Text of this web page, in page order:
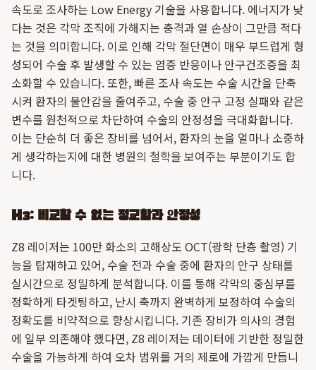
속도로 조사하는 Low Energy 기술을 사용합니다. 에너지가 낮
다는 것은 각막 조직에 가해지는 충격과 열 손상이 그만큼 적다
는 것을 의미합니다. 이로 인해 각막 절단면이 매우 부드럽게 형
성되어 수술 후 발생할 수 있는 염증 반응이나 안구건조증을 최
소화할 수 있습니다. 또한, 빠른 조사 속도는 수술 시간을 단축
시켜 환자의 불안감을 줄여주고, 수술 중 안구 고정 실패와 같은
변수를 원천적으로 차단하여 수술의 안정성을 극대화합니다.
이는 단순히 더 좋은 장비를 넘어서, 환자의 눈을 얼마나 소중하
게 생각하는지에 대한 병원의 철학을 보여주는 부분이기도 합
니다.
H3: 비교할 수 없는 정교함과 안정성
Z8 레이저는 100만 화소의 고해상도 OCT(광학 단층 촬영) 기
능을 탑재하고 있어, 수술 전과 수술 중에 환자의 안구 상태를
실시간으로 정밀하게 분석합니다. 이를 통해 각막의 중심부를
정확하게 타겟팅하고, 난시 축까지 완벽하게 보정하여 수술의
정확도를 비약적으로 향상시킵니다. 기존 장비가 의사의 경험
에 일부 의존해야 했다면, Z8 레이저는 데이터에 기반한 정밀한
수술을 가능하게 하여 오차 범위를 거의 제로에 가깝게 만듭니